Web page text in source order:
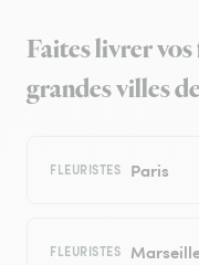
Faites livrer vos
grandes villes
FLEURISTES Paris
FLEURISTES